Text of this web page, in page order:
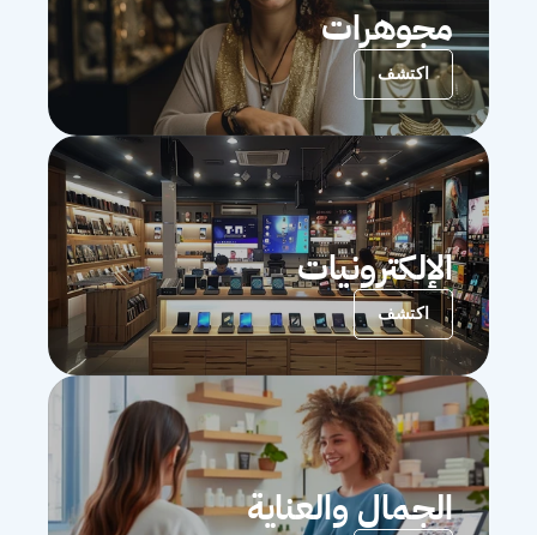
مجوهرات
اكتشف
الإلكترونيات
اكتشف
الجمال والعناية